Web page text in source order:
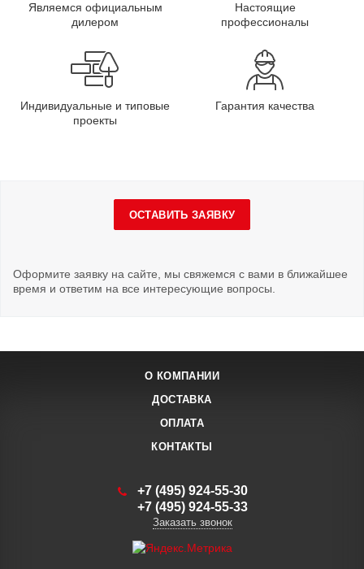
Являемся официальным
дилером
Настоящие
профессионалы
Индивидуальные и типовые
проекты
Гарантия качества
ОСТАВИТЬ ЗАЯВКУ
Оформите заявку на сайте, мы свяжемся с вами в ближайшее
время и ответим на все интересующие вопросы.
О КОМПАНИИ
ДОСТАВКА
ОПЛАТА
КОНТАКТЫ
+7 (495) 924-55-30
+7 (495) 924-55-33
Заказать звонок